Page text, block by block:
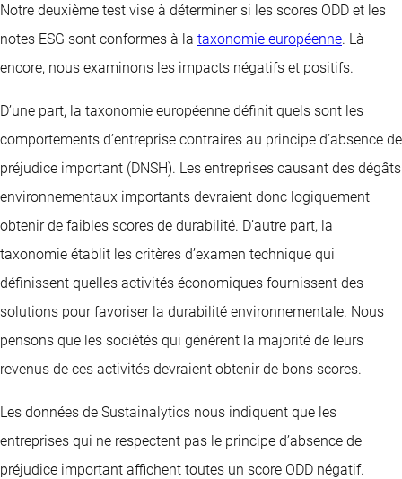
Notre deuxième test vise à déterminer si les scores ODD et les
notes ESG sont conformes à la taxonomie européenne. Là
encore, nous examinons les impacts négatifs et positifs.
D’une part, la taxonomie européenne définit quels sont les
comportements d’entreprise contraires au principe d’absence de
préjudice important (DNSH). Les entreprises causant des dégâts
environnementaux importants devraient donc logiquement
obtenir de faibles scores de durabilité. D’autre part, la
taxonomie établit les critères d’examen technique qui
définissent quelles activités économiques fournissent des
solutions pour favoriser la durabilité environnementale. Nous
pensons que les sociétés qui génèrent la majorité de leurs
revenus de ces activités devraient obtenir de bons scores.
Les données de Sustainalytics nous indiquent que les
entreprises qui ne respectent pas le principe d’absence de
préjudice important affichent toutes un score ODD négatif.